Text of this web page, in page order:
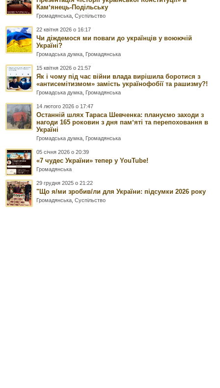
Камʼянець-Подільську
Громадянська ,Суспільство
22 квітня 2026 о 16:17
Чи діждемося ми поваги до українців у воюючій
Україні?
Громадська думка Громадянська
15 квітня 2026 о 21:57
Як і чому під час війни влада вирішила боротися з
«антисемітизмом» замість українофобії та рашизму?!
Громадська думка Громадянська
14 лютого 2026 о 17:47
Останній шлях Тараса Шевченка: плануємо заходи з
нагоди 165 роковин з дня памʼяті та перепоховання в
Україні
Громадська думка Громадянська
05 січня 2026 о 20:39
«7 чудес України» тепер у YouTube!
Громадянська
29 грудня 2025 о 21:22
"Що я/ми зробив/ли для України: підсумки 2026 року
Громадянська ,Суспільство